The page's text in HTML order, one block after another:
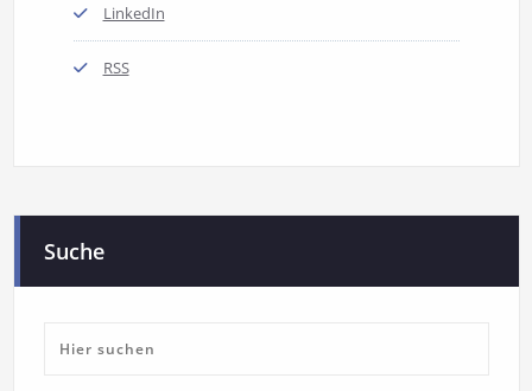
LinkedIn
RSS
Suche